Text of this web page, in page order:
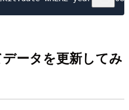
ータを更新してみ